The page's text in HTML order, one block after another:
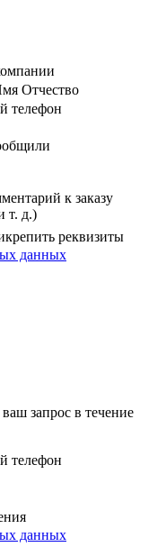
Отчество
телефон
к заказу
т. д.)
реквизиты
данных
запрос в течение
телефон
данных